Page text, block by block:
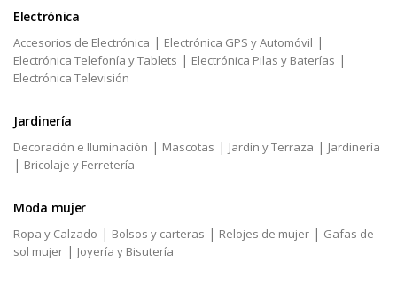
Electrónica
Accesorios de Electrónica | Electrónica GPS y Automóvil |
Electrónica Telefonía y Tablets | Electrónica Pilas y Baterías |
Electrónica Televisión
Jardinería
Decoración e Iluminación | Mascotas | Jardín y Terraza | Jardinería
| Bricolaje y Ferretería
Moda mujer
Ropa y Calzado | Bolsos y carteras | Relojes de mujer | Gafas de
sol mujer | Joyería y Bisutería